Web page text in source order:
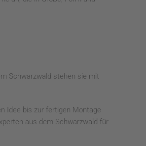
Schwarzwald stehen sie mit
Idee bis zur fertigen Montage
aus dem Schwarzwald für